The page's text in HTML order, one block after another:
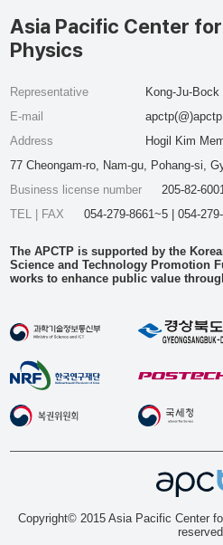
Asia Pacific Center
Physics
Representative
Kong-Ju-Bock
E-mail
Address
Hogil Kim
77 Cheongam-ro, Nam-gu, Pohang-si,
Business license number
205-82-
TEL | FAX
054-279-8661~5 | 054-
The APCTP is supported by the
Science and Technology Promotion
works to enhance public value
Copyright© 2015 Asia Pacific Center
reserved.